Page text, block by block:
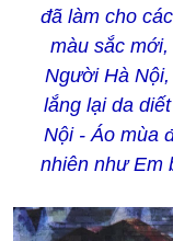
đã làm cho
màu sắc
Người Hà
lắng lại da
Nội - Áo mùa
nhiên như Em